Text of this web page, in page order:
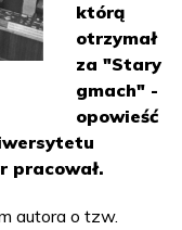
którą
otrzymał
za "Stary
gmach" -
opowieść
pracował.
autora o tzw.